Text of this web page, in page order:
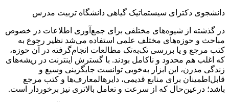
دانشجوی دکترای سیستماتیک گیاهی دانشگاه تربیت مدرس
در گذشته از شیوه‌های مختلفی برای جمع‌آوری اطلاعات در خصوص
مباحث و حوزه‌های مختلف علمی استفاده می‌شد نظیر رجوع به
کتب مرجع و یا بررسی تک‌به‌تک مطالعات انجام‌گرفته در آن حوزه،
که اغلب هم محدود و ناکامل بودند. با گسترش اینترنت در ریشه‌های
زندگی مدرن، این ابزار به‌خوبی توانست جایگزینی وسیع و
قابل‌اطمینان برای منابع قدیمی، دایرهالمعارف‌ها و کتب مرجع
باشد؛ درعین‌حال که از سرعت و تعامل بالاتری نیز برخوردار است.